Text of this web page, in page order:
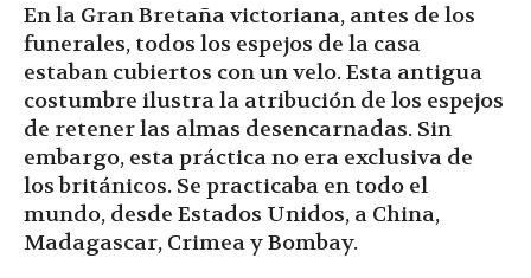
En la Gran Bretaña victoriana, antes de los
funerales, todos los espejos de la casa
estaban cubiertos con un velo. Esta antigua
costumbre ilustra la atribución de los espejos
de retener las almas desencarnadas. Sin
embargo, esta práctica no era exclusiva de
los británicos. Se practicaba en todo el
mundo, desde Estados Unidos, a China,
Madagascar, Crimea y Bombay.